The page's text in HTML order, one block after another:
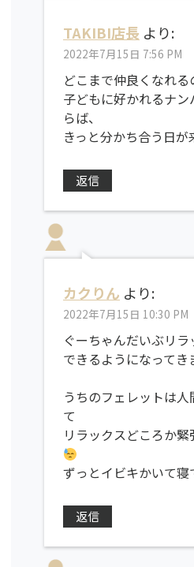
TAKIBI店長 より:
2022年7月15日 7:56 PM
どこまで仲良くなれる
子どもに好かれるナ
らば、
きっと分かち合う日が
返信
カクりん より:
2022年7月15日 10:30 PM
ぐーちゃんだいぶリラ
できるようになってき
うちのフェレットは
て
リラックスどころか
ずっとイビキかいて寝
返信